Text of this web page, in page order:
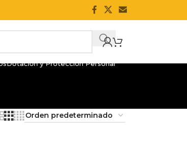
Dotación y Protección Personal